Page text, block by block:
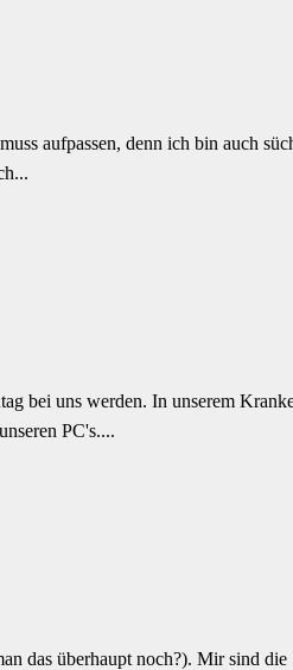
aufpassen, denn ich bin auch
bei uns werden. In unserem
PC's....
das überhaupt noch?). Mir sind